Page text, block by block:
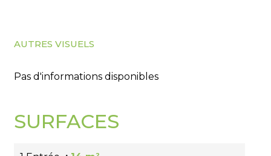
AUTRES VISUELS
Pas d'informations disponibles
SURFACES